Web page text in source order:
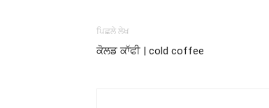
ਪਿਛਲੇ ਲੇਖ
ਕੋਲਡ ਕਾੱਫੀ | cold coffee